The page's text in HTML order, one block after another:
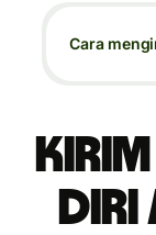
Cara
diri